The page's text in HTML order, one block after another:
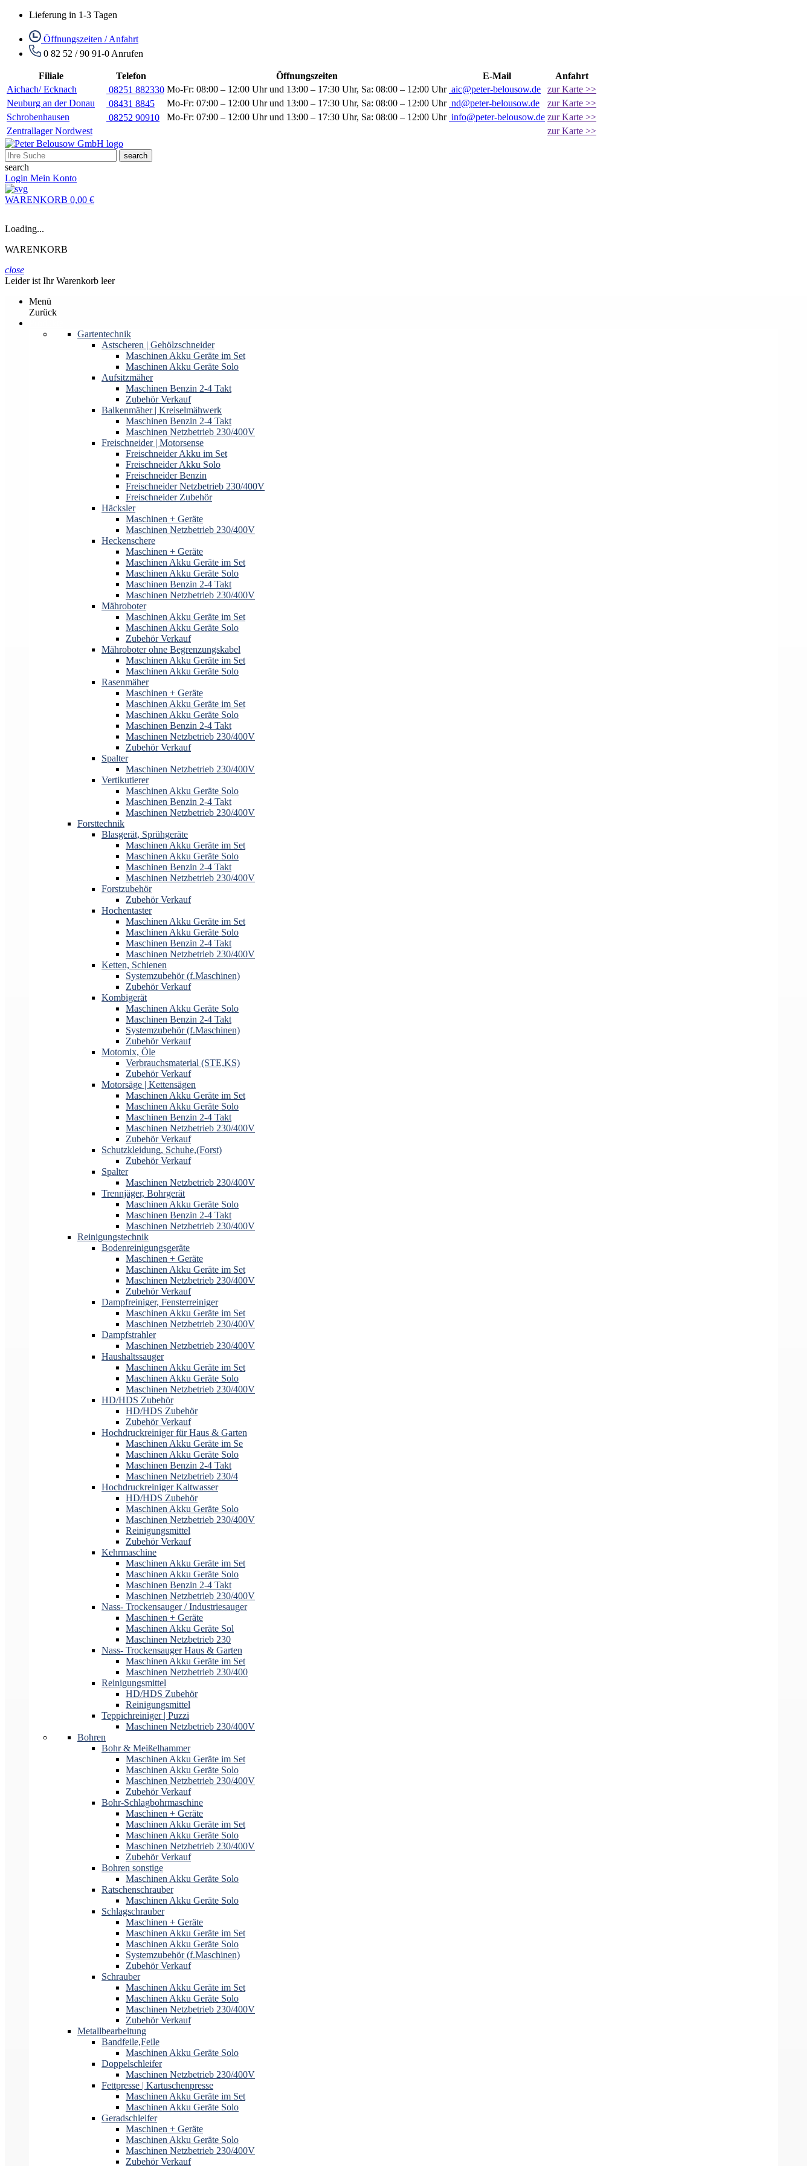
Lieferung in 1-3 Tagen
Öffnungszeiten / Anfahrt
0 82 52 / 90 91-0 Anrufen
Filiale Telefon Öffnungszeiten E-Mail
Anfahrt
Aichach/ Ecknach
08251 882330 Mo-Fr: 08:00 – 12:00 Uhr und 13:00 – 17:30 Uhr, Sa: 08:00 – 12:00 Uhr aic@peter-belousow.de
zur Karte >>
Neuburg an der Donau
08431 8845 Mo-Fr: 07:00 – 12:00 Uhr und 13:00 – 17:30 Uhr, Sa: 08:00 – 12:00 Uhr nd@peter-belousow.de
zur Karte >>
Schrobenhausen
08252 90910 Mo-Fr: 07:00 – 12:00 Uhr und 13:00 – 17:30 Uhr, Sa: 08:00 – 12:00 Uhr info@peter-belousow.de zur Karte >>
Zentrallager Nordwest
zur Karte >>
search
search
Login Mein Konto
WARENKORB 0,00 €
Loading...
WARENKORB
close
Leider ist Ihr Warenkorb leer
Menü
Zurück
Gartentechnik
Astscheren | Gehölzschneider
Maschinen Akku Geräte im Set
Maschinen Akku Geräte Solo
Aufsitzmäher
Maschinen Benzin 2-4 Takt
Zubehör Verkauf
Balkenmäher | Kreiselmähwerk
Maschinen Benzin 2-4 Takt
Maschinen Netzbetrieb 230/400V
Freischneider | Motorsense
Freischneider Akku im Set
Freischneider Akku Solo
Freischneider Benzin
Freischneider Netzbetrieb 230/400V
Freischneider Zubehör
Häcksler
Maschinen + Geräte
Maschinen Netzbetrieb 230/400V
Heckenschere
Maschinen + Geräte
Maschinen Akku Geräte im Set
Maschinen Akku Geräte Solo
Maschinen Benzin 2-4 Takt
Maschinen Netzbetrieb 230/400V
Mähroboter
Maschinen Akku Geräte im Set
Maschinen Akku Geräte Solo
Zubehör Verkauf
Mähroboter ohne Begrenzungskabel
Maschinen Akku Geräte im Set
Maschinen Akku Geräte Solo
Rasenmäher
Maschinen + Geräte
Maschinen Akku Geräte im Set
Maschinen Akku Geräte Solo
Maschinen Benzin 2-4 Takt
Maschinen Netzbetrieb 230/400V
Zubehör Verkauf
Spalter
Maschinen Netzbetrieb 230/400V
Vertikutierer
Maschinen Akku Geräte Solo
Maschinen Benzin 2-4 Takt
Maschinen Netzbetrieb 230/400V
Forsttechnik
Blasgerät, Sprühgeräte
Maschinen Akku Geräte im Set
Maschinen Akku Geräte Solo
Maschinen Benzin 2-4 Takt
Maschinen Netzbetrieb 230/400V
Forstzubehör
Zubehör Verkauf
Hochentaster
Maschinen Akku Geräte im Set
Maschinen Akku Geräte Solo
Maschinen Benzin 2-4 Takt
Maschinen Netzbetrieb 230/400V
Ketten, Schienen
Systemzubehör (f.Maschinen)
Zubehör Verkauf
Kombigerät
Maschinen Akku Geräte Solo
Maschinen Benzin 2-4 Takt
Systemzubehör (f.Maschinen)
Zubehör Verkauf
Motomix, Öle
Verbrauchsmaterial (STE,KS)
Zubehör Verkauf
Motorsäge | Kettensägen
Maschinen Akku Geräte im Set
Maschinen Akku Geräte Solo
Maschinen Benzin 2-4 Takt
Maschinen Netzbetrieb 230/400V
Zubehör Verkauf
Schutzkleidung, Schuhe,(Forst)
Zubehör Verkauf
Spalter
Maschinen Netzbetrieb 230/400V
Trennjäger, Bohrgerät
Maschinen Akku Geräte Solo
Maschinen Benzin 2-4 Takt
Maschinen Netzbetrieb 230/400V
Reinigungstechnik
Bodenreinigungsgeräte
Maschinen + Geräte
Maschinen Akku Geräte im Set
Maschinen Netzbetrieb 230/400V
Zubehör Verkauf
Dampfreiniger, Fensterreiniger
Maschinen Akku Geräte im Set
Maschinen Netzbetrieb 230/400V
Dampfstrahler
Maschinen Netzbetrieb 230/400V
Haushaltssauger
Maschinen Akku Geräte im Set
Maschinen Akku Geräte Solo
Maschinen Netzbetrieb 230/400V
HD/HDS Zubehör
HD/HDS Zubehör
Zubehör Verkauf
Hochdruckreiniger für Haus & Garten
Maschinen Akku Geräte im Se
Maschinen Akku Geräte Solo
Maschinen Benzin 2-4 Takt
Maschinen Netzbetrieb 230/4
Hochdruckreiniger Kaltwasser
HD/HDS Zubehör
Maschinen Akku Geräte Solo
Maschinen Netzbetrieb 230/400V
Reinigungsmittel
Zubehör Verkauf
Kehrmaschine
Maschinen Akku Geräte im Set
Maschinen Akku Geräte Solo
Maschinen Benzin 2-4 Takt
Maschinen Netzbetrieb 230/400V
Nass- Trockensauger / Industriesauger
Maschinen + Geräte
Maschinen Akku Geräte Sol
Maschinen Netzbetrieb 230
Nass- Trockensauger Haus & Garten
Maschinen Akku Geräte im Set
Maschinen Netzbetrieb 230/400
Reinigungsmittel
HD/HDS Zubehör
Reinigungsmittel
Teppichreiniger | Puzzi
Maschinen Netzbetrieb 230/400V
Bohren
Bohr & Meißelhammer
Maschinen Akku Geräte im Set
Maschinen Akku Geräte Solo
Maschinen Netzbetrieb 230/400V
Zubehör Verkauf
Bohr-Schlagbohrmaschine
Maschinen + Geräte
Maschinen Akku Geräte im Set
Maschinen Akku Geräte Solo
Maschinen Netzbetrieb 230/400V
Zubehör Verkauf
Bohren sonstige
Maschinen Akku Geräte Solo
Ratschenschrauber
Maschinen Akku Geräte Solo
Schlagschrauber
Maschinen + Geräte
Maschinen Akku Geräte im Set
Maschinen Akku Geräte Solo
Systemzubehör (f.Maschinen)
Zubehör Verkauf
Schrauber
Maschinen Akku Geräte im Set
Maschinen Akku Geräte Solo
Maschinen Netzbetrieb 230/400V
Zubehör Verkauf
Metallbearbeitung
Bandfeile,Feile
Maschinen Akku Geräte Solo
Doppelschleifer
Maschinen Netzbetrieb 230/400V
Fettpresse | Kartuschenpresse
Maschinen Akku Geräte im Set
Maschinen Akku Geräte Solo
Geradschleifer
Maschinen + Geräte
Maschinen Akku Geräte Solo
Maschinen Netzbetrieb 230/400V
Zubehör Verkauf